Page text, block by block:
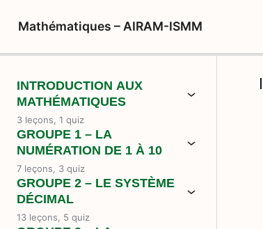
Mathématiques – AIRAM-ISMM
INTRODUCTION AUX
MATHÉMATIQUES
3 leçons, 1 quiz
GROUPE 1 – LA
NUMÉRATION DE 1 À 10
7 leçons, 3 quiz
GROUPE 2 – LE SYSTÈME
DÉCIMAL
13 leçons, 5 quiz